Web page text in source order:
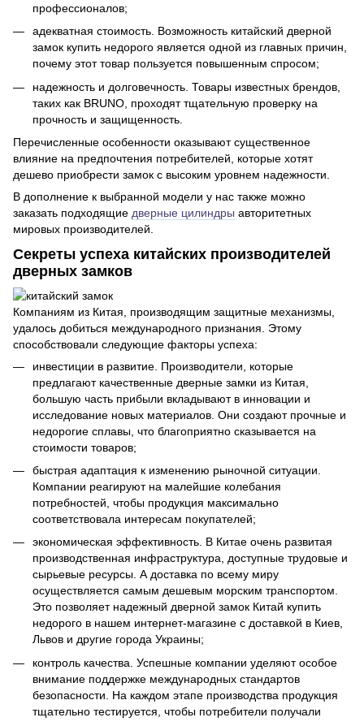
профессионалов;
адекватная стоимость. Возможность китайский дверной
замок купить недорого является одной из главных причин,
почему этот товар пользуется повышенным спросом;
надежность и долговечность. Товары известных брендов,
таких как BRUNO, проходят тщательную проверку на
прочность и защищенность.
Перечисленные особенности оказывают существенное
влияние на предпочтения потребителей, которые хотят
дешево приобрести замок с высоким уровнем надежности.
В дополнение к выбранной модели у нас также можно
заказать подходящие дверные цилиндры авторитетных
мировых производителей.
Секреты успеха китайских производителей
дверных замков
Компаниям из Китая, производящим защитные механизмы,
удалось добиться международного признания. Этому
способствовали следующие факторы успеха:
инвестиции в развитие. Производители, которые
предлагают качественные дверные замки из Китая,
большую часть прибыли вкладывают в инновации и
исследование новых материалов. Они создают прочные и
недорогие сплавы, что благоприятно сказывается на
стоимости товаров;
быстрая адаптация к изменению рыночной ситуации.
Компании реагируют на малейшие колебания
потребностей, чтобы продукция максимально
соответствовала интересам покупателей;
экономическая эффективность. В Китае очень развитая
производственная инфраструктура, доступные трудовые и
сырьевые ресурсы. А доставка по всему миру
осуществляется самым дешевым морским транспортом.
Это позволяет надежный дверной замок Китай купить
недорого в нашем интернет-магазине с доставкой в Киев,
Львов и другие города Украины;
контроль качества. Успешные компании уделяют особое
внимание поддержке международных стандартов
безопасности. На каждом этапе производства продукция
тщательно тестируется, чтобы потребители получали